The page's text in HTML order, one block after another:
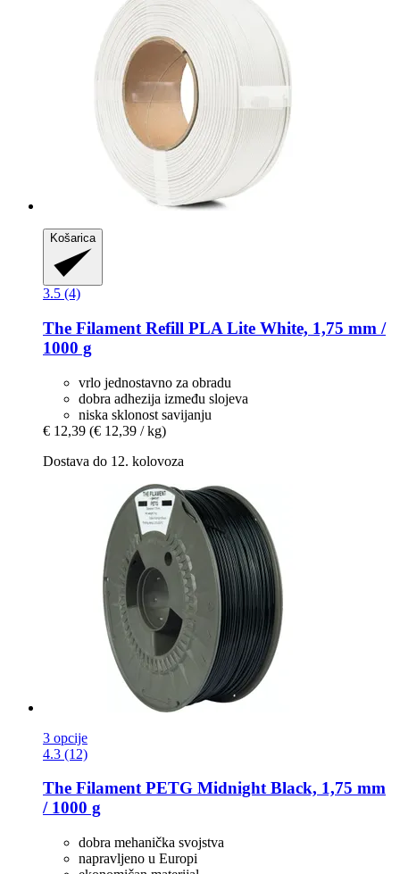
Košarica
3.5 (4)
The Filament Refill PLA Lite White, 1,75 mm /
1000 g
vrlo jednostavno za obradu
dobra adhezija između slojeva
niska sklonost savijanju
€ 12,39 (€ 12,39 / kg)
Dostava do 12. kolovoza
3 opcije
4.3 (12)
The FilamentPETG Midnight Black, 1,75 mm
/ 1000 g
dobra mehanička svojstva
napravljeno u Europi